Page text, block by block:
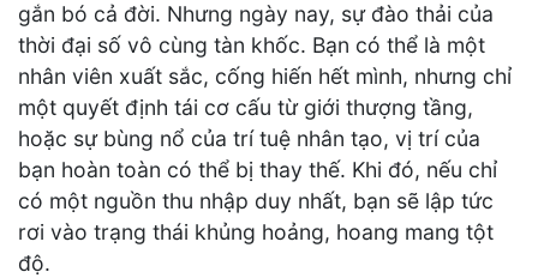
gắn bó cả đời. Nhưng ngày nay, sự đào thải của
thời đại số vô cùng tàn khốc. Bạn có thể là một
nhân viên xuất sắc, cống hiến hết mình, nhưng chỉ
một quyết định tái cơ cấu từ giới thượng tầng,
hoặc sự bùng nổ của trí tuệ nhân tạo, vị trí của
bạn hoàn toàn có thể bị thay thế. Khi đó, nếu chỉ
có một nguồn thu nhập duy nhất, bạn sẽ lập tức
rơi vào trạng thái khủng hoảng, hoang mang tột
độ.